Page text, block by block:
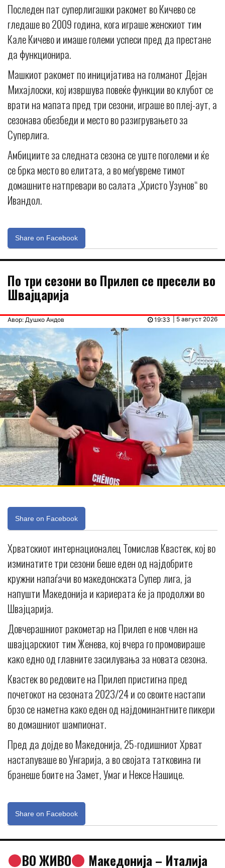
Последен пат суперлигашки ракомет во Кичево се
гледаше во 2009 година, кога играше женскиот тим
Кале Кичево и имаше големи успеси пред да престане
да функционира.
Машкиот ракомет по иницијатива на голманот Дејан
Михајлоски, кој извршува повеќе функции во клубот се
врати на мапата пред три сезони, играше во плеј-аут, а
сезонава обезбеди и место во разигрувањето за
Суперлига.
Амбициите за следната сезона се уште поголеми и ќе
се брка место во елитата, а во меѓувреме тимот
домашните натпревари во салата „Христо Узунов“ во
Ивандол.
Share on Facebook
По три сезони во Прилеп се пресели во
Швајцарија
Авор: Душко Андов | 5 август 2026
19:33
Share on Facebook
Хрватскиот интернационалец Томислав Квастек, кој во
изминатите три сезони беше еден од најдобрите
кружни напаѓачи во македонската Супер лига, ја
напушти Македонија и кариерата ќе ја продолжи во
Швајцарија.
Довчерашниот ракометар на Прилеп е нов член на
швајцарскиот тим Женева, кој вчера го промовираше
како едно од главните засилувања за новата сезона.
Квастек во редовите на Прилеп пристигна пред
почетокот на сезоната 2023/24 и со своите настапи
брзо се наметна како еден од најдоминантните пикери
во домашниот шампионат.
Пред да дојде во Македонија, 25-годишниот Хрват
настапуваше во Унгарија, а во својата татковина ги
бранеше боите на Замет, Умаг и Нексе Нашице.
Share on Facebook
ВО ЖИВО Македонија – Италија